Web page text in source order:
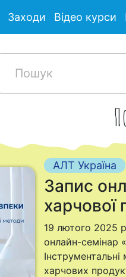
Заходи Відео курси
АЛТ Україна
Запис
харчової
19 лютого 2025
онлайн-семінар
харчових